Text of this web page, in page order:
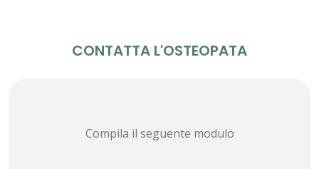
CONTATTA L'OSTEOPATA
Compila il seguente modulo